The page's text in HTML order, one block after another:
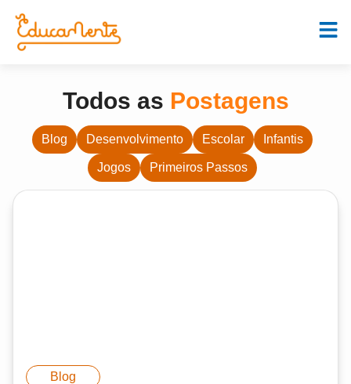
Todos as Postagens
Blog Desenvolvimento Escolar Infantis
Jogos Primeiros Passos
Blog